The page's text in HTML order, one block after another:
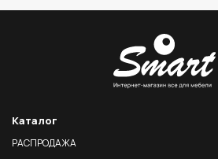
Каталог
РАСПРОДАЖА